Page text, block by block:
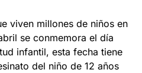
viven millones de niños en
se conmemora el día
infantil, esta fecha tiene
del niño de 12 años